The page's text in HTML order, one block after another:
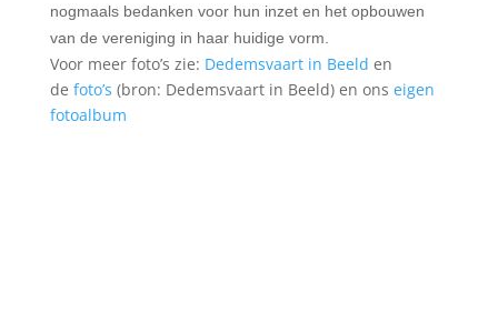
nogmaals bedanken voor hun inzet en het opbouwen
van de vereniging in haar huidige vorm.
Voor meer foto’s zie: Dedemsvaart in Beeld en
de foto’s (bron: Dedemsvaart in Beeld) en ons eigen
fotoalbum